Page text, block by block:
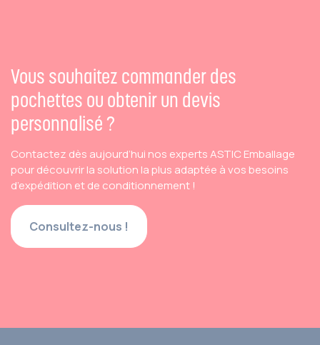
Vous souhaitez commander des
pochettes ou obtenir un devis
personnalisé ?
Contactez dès aujourd’hui nos experts ASTIC Emballage
pour découvrir la solution la plus adaptée à vos besoins
d’expédition et de conditionnement !
Consultez-nous !